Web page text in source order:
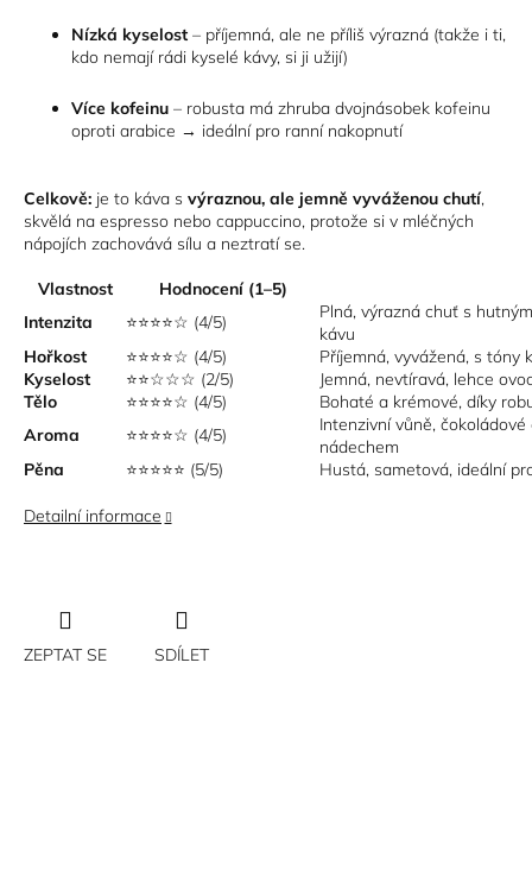
Nízká kyselost – příjemná, ale ne příliš výrazná (takže i ti,
kdo nemají rádi kyselé kávy, si ji užijí)
Více kofeinu – robusta má zhruba dvojnásobek kofeinu
oproti arabice → ideální pro ranní nakopnutí
Celkově: je to káva s výraznou, ale jemně vyváženou chutí,
skvělá na espresso nebo cappuccino, protože si v mléčných
nápojích zachovává sílu a neztratí se.
Vlastnost
Hodnocení (1–5)
Intenzita
⭐⭐⭐⭐☆ (4/5)
Plná, výrazná chuť s
kávu
Hořkost
⭐⭐⭐⭐☆ (4/5)
Příjemná, vyvážená, s tóny
Kyselost
⭐⭐☆☆☆ (2/5)
Jemná, nevtíravá, lehce
Tělo
⭐⭐⭐⭐☆ (4/5)
Bohaté a krémové, díky
Aroma
⭐⭐⭐⭐☆ (4/5)
Intenzivní vůně,
nádechem
Pěna
⭐⭐⭐⭐⭐ (5/5) Hustá, sametová, ideální
Detailní informace
ZEPTAT SE SDÍLET